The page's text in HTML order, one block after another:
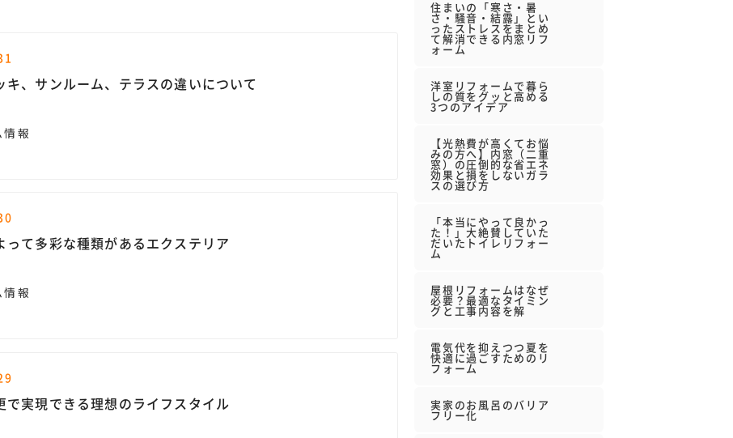
キ、サンルーム、テラスの違いについて
情報
って多彩な種類があるエクステリア
情報
で実現できる理想のライフスタイル
住まいの「寒さ・暑
さ・騒音・結露」とい
ったストレスをまとめ
て解消できる内窓リフ
ォーム
洋室リフォームで暮ら
しの質をグッと高める
3つのアイデア
【光熱費が高くてお悩
みの方へ】内窓（二重
窓）の圧倒的な省エネ
効果と損をしないガラ
スの選び方
「本当にやって良かっ
た！」大絶賛していた
だいたトイレリフォー
ム
屋根リフォームはなぜ
必要？最適なタイミン
グと工事内容を解
電気代を抑えつつ夏を
快適に過ごすためのリ
フォーム
実家のお風呂のバリア
フリー化